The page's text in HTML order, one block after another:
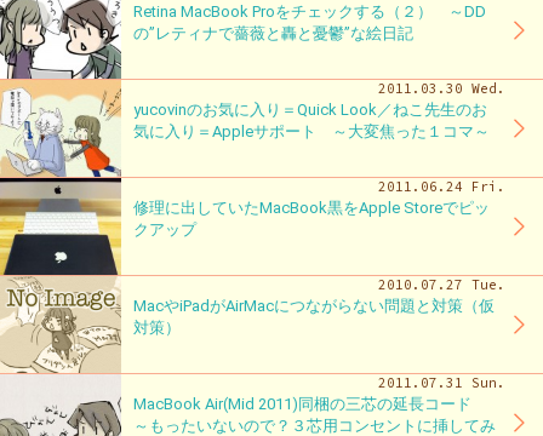
Retina MacBook Proをチェックする（２） ～DD
の”レティナで薔薇と轟と憂鬱”な絵日記
2011.03.30 Wed.
yucovinのお気に入り＝Quick Look／ねこ先生のお
気に入り＝Appleサポート ～大変焦った１コマ～
2011.06.24 Fri.
修理に出していたMacBook黒をApple Storeでピッ
クアップ
2010.07.27 Tue.
MacやiPadがAirMacにつながらない問題と対策（仮
対策）
2011.07.31 Sun.
MacBook Air(Mid 2011)同梱の三芯の延長コード
～もったいないので？３芯用コンセントに挿してみ